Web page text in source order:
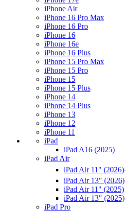
iPhone Air
iPhone 16 Pro Max
iPhone 16 Pro
iPhone 16
iPhone 16e
iPhone 16 Plus
iPhone 15 Pro Max
iPhone 15 Pro
iPhone 15
iPhone 15 Plus
iPhone 14
iPhone 14 Plus
iPhone 13
iPhone 12
iPhone 11
iPad
iPad A16 (2025)
iPad Air
iPad Air 11" (2026)
iPad Air 13" (2026)
iPad Air 11" (2025)
iPad Air 13" (2025)
iPad Pro